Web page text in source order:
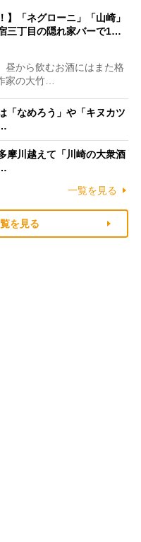
】「ネグローニ」「山崎」
三丁目の隠れ家バーで1…
から飲むお酒にはまた格
家の大竹…
「なめろう」や「キヌカツ
摩川越えて「川崎の大衆酒
一覧を見る
を見る